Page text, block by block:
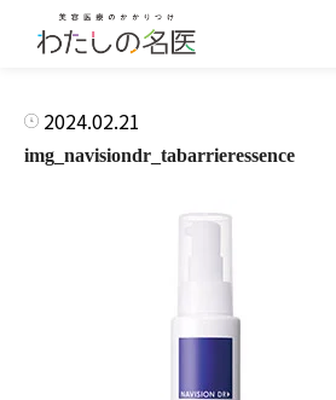
2024.02.21
img_navisiondr_tabarrieressence